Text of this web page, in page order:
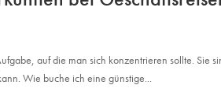
auf die man sich konzentrieren sollte. Sie
Wie buche ich eine günstige...